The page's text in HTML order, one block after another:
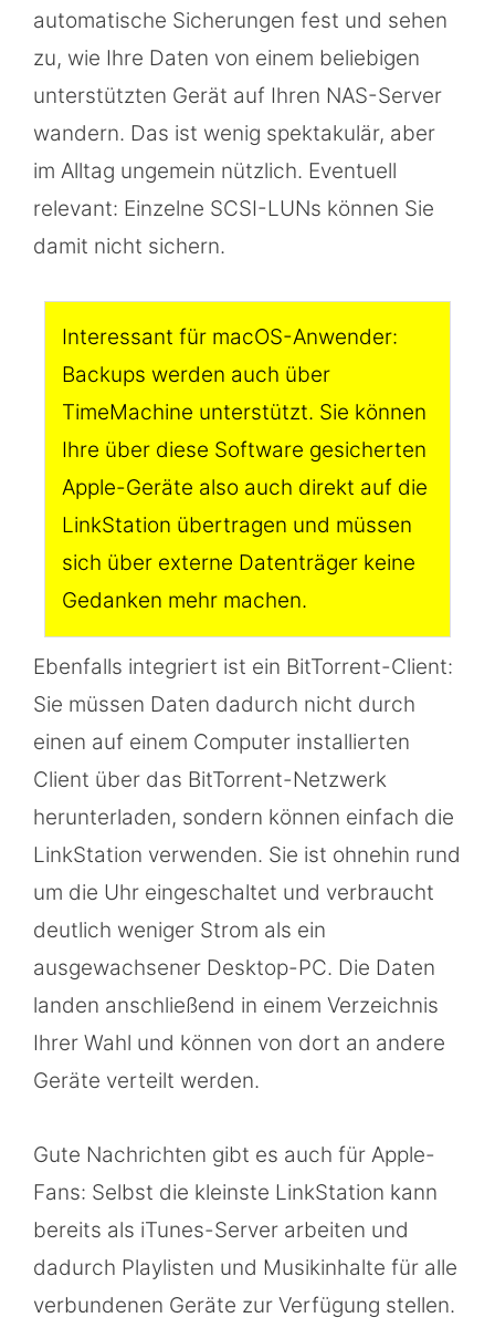
automatische Sicherungen fest und sehen
zu, wie Ihre Daten von einem beliebigen
unterstützten Gerät auf Ihren NAS-Server
wandern. Das ist wenig spektakulär, aber
im Alltag ungemein nützlich. Eventuell
relevant: Einzelne SCSI-LUNs können Sie
damit nicht sichern.
Interessant für macOS-Anwender:
Backups werden auch über
TimeMachine unterstützt. Sie können
Ihre über diese Software gesicherten
Apple-Geräte also auch direkt auf die
LinkStation übertragen und müssen
sich über externe Datenträger keine
Gedanken mehr machen.
Ebenfalls integriert ist ein BitTorrent-Client:
Sie müssen Daten dadurch nicht durch
einen auf einem Computer installierten
Client über das BitTorrent-Netzwerk
herunterladen, sondern können einfach die
LinkStation verwenden. Sie ist ohnehin rund
um die Uhr eingeschaltet und verbraucht
deutlich weniger Strom als ein
ausgewachsener Desktop-PC. Die Daten
landen anschließend in einem Verzeichnis
Ihrer Wahl und können von dort an andere
Geräte verteilt werden.
Gute Nachrichten gibt es auch für Apple-
Fans: Selbst die kleinste LinkStation kann
bereits als iTunes-Server arbeiten und
dadurch Playlisten und Musikinhalte für alle
verbundenen Geräte zur Verfügung stellen.